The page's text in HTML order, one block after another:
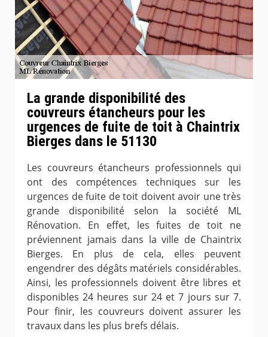
La grande disponibilité des
couvreurs étancheurs pour les
urgences de fuite de toit à Chaintrix
Bierges dans le 51130
Les couvreurs étancheurs professionnels qui
ont des compétences techniques sur les
urgences de fuite de toit doivent avoir une très
grande disponibilité selon la société ML
Rénovation. En effet, les fuites de toit ne
préviennent jamais dans la ville de Chaintrix
Bierges. En plus de cela, elles peuvent
engendrer des dégâts matériels considérables.
Ainsi, les professionnels doivent être libres et
disponibles 24 heures sur 24 et 7 jours sur 7.
Pour finir, les couvreurs doivent assurer les
travaux dans les plus brefs délais.